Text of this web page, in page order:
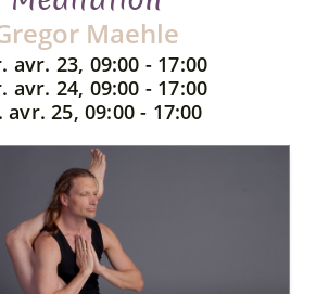
Maehle
avr. 23, 09:00 - 17:00
avr. 24, 09:00 - 17:00
avr. 25, 09:00 - 17:00